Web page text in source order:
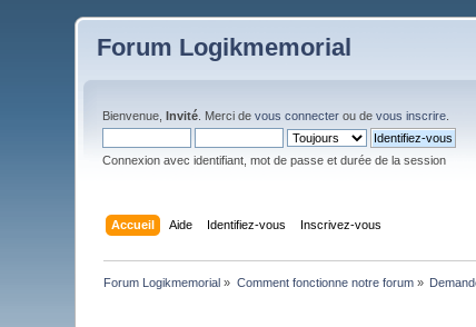
Forum Logikmemorial
Bienvenue,Invité . Merci devous connecter ou devous inscrire
Connexion avec identifiant, mot de passe et durée de la session
Accueil Aide Identifiez-vous Inscrivez-vous
Forum Logikmemorial » Comment fonctionne notre forum»